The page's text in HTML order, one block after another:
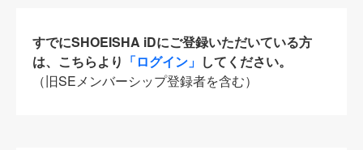
すでにSHOEISHA iDにご登録いただいている方
は、こちらより 「ログイン」 してください。
（旧SEメンバーシップ登録者を含む）